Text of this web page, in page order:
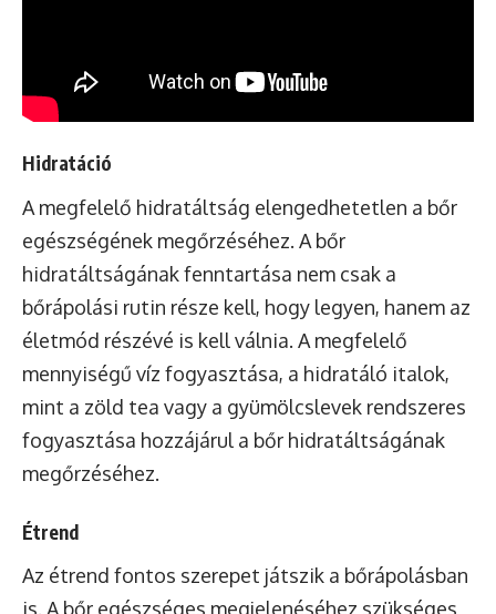
Hidratáció
A megfelelő hidratáltság elengedhetetlen a bőr
egészségének megőrzéséhez. A bőr
hidratáltságának fenntartása nem csak a
bőrápolási rutin része kell, hogy legyen, hanem az
életmód részévé is kell válnia. A megfelelő
mennyiségű víz fogyasztása, a hidratáló italok,
mint a zöld tea vagy a gyümölcslevek rendszeres
fogyasztása hozzájárul a bőr hidratáltságának
megőrzéséhez.
Étrend
Az étrend fontos szerepet játszik a bőrápolásban
is. A bőr egészséges megjelenéséhez szükséges